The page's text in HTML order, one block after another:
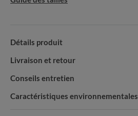
Détails produit
Livraison et retour
Conseils entretien
Caractéristiques environnementales